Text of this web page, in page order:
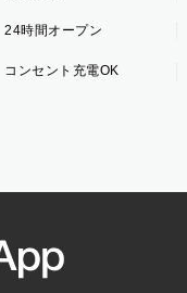
24時間オープン
コンセント充電OK